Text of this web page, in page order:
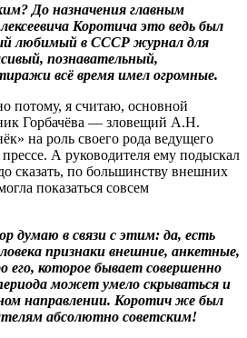
До назначения главным
Коротича это ведь был
любимый в СССР журнал для
познавательный,
всё время имел огромные.
потому, я считаю, основной
Горбачёва — зловещий А.Н.
на роль своего рода ведущего
прессе. А руководителя ему подыскал
сказать, по большинству внешних
показаться совсем
думаю в связи с этим: да, есть
признаки внешние, анкетные,
его, которое бывает совершенно
может умело скрываться и
направлении. Коротич же был
абсолютно советским!